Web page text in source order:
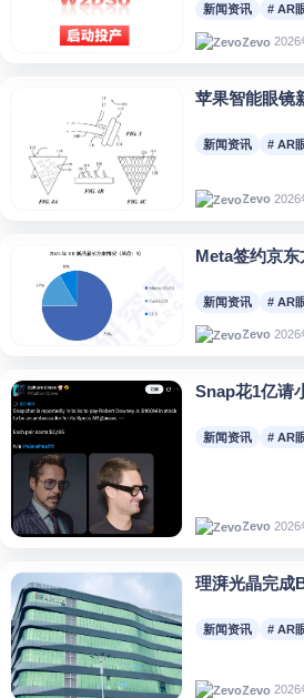
新闻资讯 # AR
Zevo 2026
苹果智能眼镜
新闻资讯 # AR
Zevo 2026
Meta签约京
新闻资讯 # AR
Zevo 2026
Snap花1亿请
新闻资讯 # AR
Zevo 2026
理湃光晶完成
新闻资讯 # AR
Zevo 2026